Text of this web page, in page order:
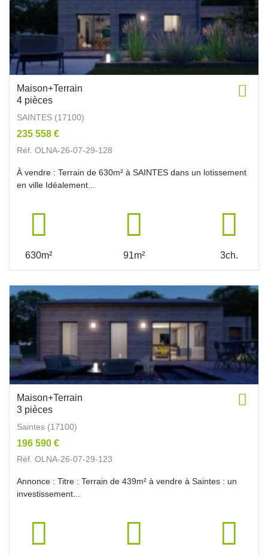
Maison+Terrain
4 pièces
SAINTES (17100)
235 558 €
Réf. OLNA-26-07-29-128
À vendre : Terrain de 630m² à SAINTES dans un lotissement
en ville Idéalement...
630m² 91m² 3ch.
Maison+Terrain
3 pièces
Saintes (17100)
196 590 €
Réf. OLNA-26-07-29-123
Annonce : Titre : Terrain de 439m² à vendre à Saintes : un
investissement...